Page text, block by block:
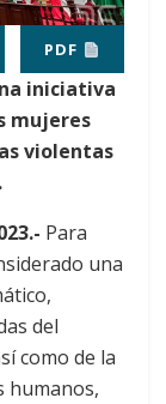
PDF
iniciativa
mujeres
violentas
Para
una
del
como de la
humanos,